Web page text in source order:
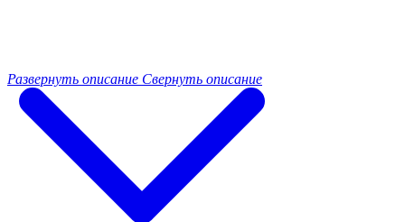
Развернуть описание Свернуть описание